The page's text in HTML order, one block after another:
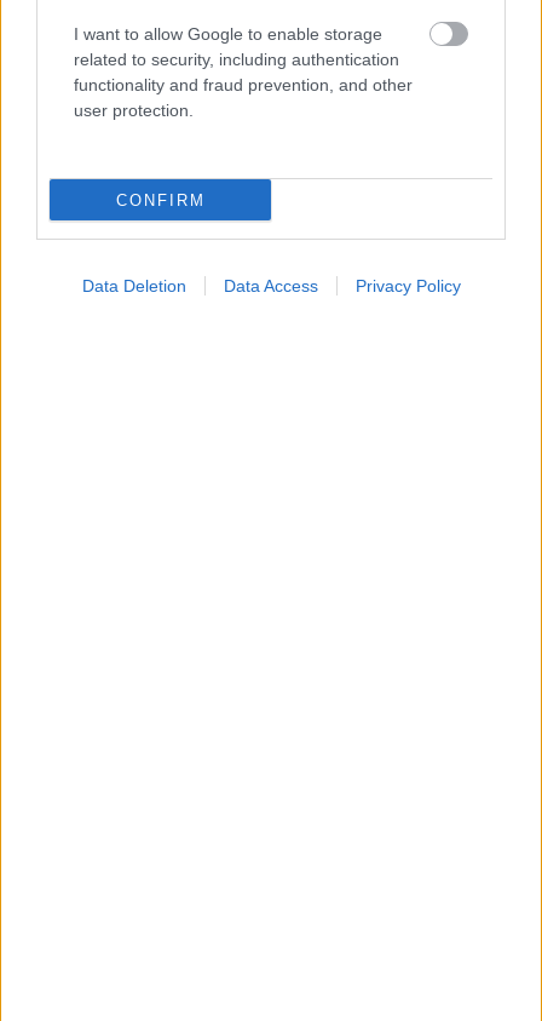
I want to allow Google to enable storage
related to security, including authentication
functionality and fraud prevention, and other
user protection.
CONFIRM
Data Deletion Data Access Privacy Policy
βρέφος 2 μηνών
Το βρέφος από την Κάτω Αχαΐα, νοσηλεύεται στην
Παιδιατρική Κλινική του Πανεπιστημιακού Γενικού
Νοσοκομείου Ρίου.